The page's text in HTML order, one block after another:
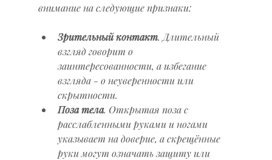
внимание на следующие признаки:
Зрительный контакт. Длительный
взгляд говорит о
заинтересованности, а избегание
взгляда - о неуверенности или
скрытности.
Поза тела. Открытая поза с
расслабленными руками и ногами
указывает на доверие, а скрещённые
руки могут означать защиту или